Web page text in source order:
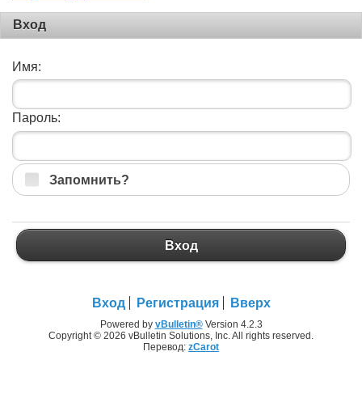
Вход
Имя:
Пароль:
Запомнить?
Вход
Вход Регистрация Вверх
Powered by vBulletin®Version 4.2.3
Copyright © 2026 vBulletin Solutions, Inc. All rights reserved.
Перевод: zCarot